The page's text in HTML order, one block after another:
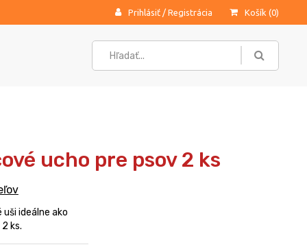
Prihlásiť / Registrácia Košík (0)
ucho pre psov 2 ks
ideálne ako
ks.